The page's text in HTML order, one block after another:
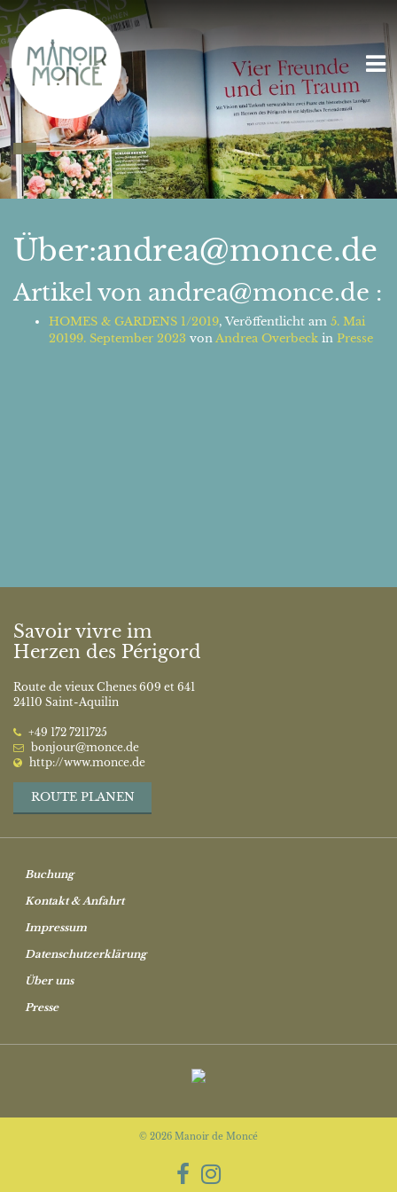
Über:andrea@monce.de
Artikel von andrea@monce.de :
HOMES & GARDENS 1/2019, Veröffentlicht am 5. Mai
20199. September 2023 vonAndrea Overbeck in Presse
Savoir vivre im
Herzen des Périgord
Route de vieux Chenes 609 et 641
24110 Saint-Aquilin
‭+49 172 7211725‬
bonjour@monce.de
http://www.monce.de
ROUTE PLANEN
Buchung
Kontakt & Anfahrt
Impressum
Datenschutzerklärung
Über uns
Presse
© 2026 Manoir de Moncé